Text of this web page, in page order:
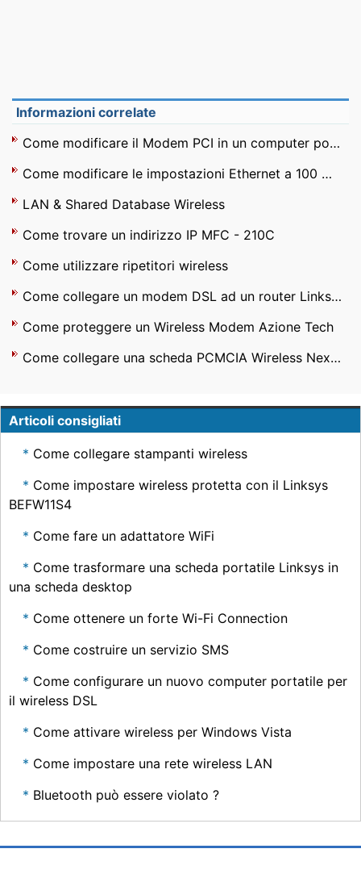
Informazioni correlate
Come modificare il Modem PCI in un computer portatile Compaq
Come modificare le impostazioni Ethernet a 100 Mbps in RedHat Linux
LAN & Shared Database Wireless
Come trovare un indirizzo IP MFC - 210C
Come utilizzare ripetitori wireless
Come collegare un modem DSL ad un router Linksys
Come proteggere un Wireless Modem Azione Tech
Come collegare una scheda PCMCIA Wireless NextG ad un router wireless
Articoli consigliati
Come collegare stampanti wireless
Come impostare wireless protetta con il Linksys
BEFW11S4
Come fare un adattatore WiFi
Come trasformare una scheda portatile Linksys in
una scheda desktop
Come ottenere un forte Wi-Fi Connection
Come costruire un servizio SMS
Come configurare un nuovo computer portatile per
il wireless DSL
Come attivare wireless per Windows Vista
Come impostare una rete wireless LAN
Bluetooth può essere violato ?